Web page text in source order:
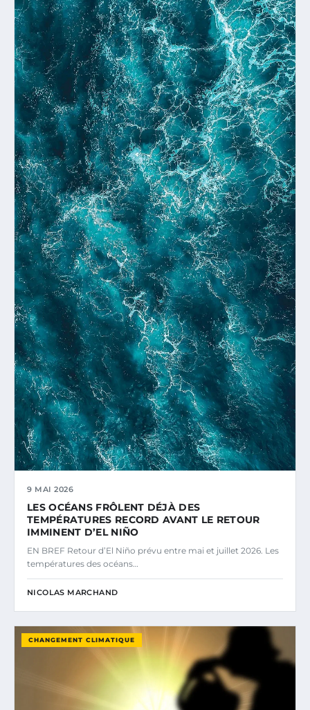
9 MAI 2026
LES OCÉANS FRÔLENT DÉJÀ DES
TEMPÉRATURES RECORD AVANT LE RETOUR
IMMINENT D’EL NIÑO
EN BREF Retour d’El Niño prévu entre mai et juillet 2026. Les
températures des océans…
NICOLAS MARCHAND
CHANGEMENT CLIMATIQUE